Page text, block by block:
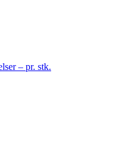
– pr. stk.